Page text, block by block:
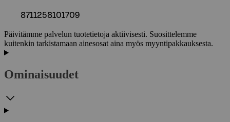
8711258101709
Päivitämme palvelun tuotetietoja aktiivisesti. Suosittelemme
kuitenkin tarkistamaan ainesosat aina myös myyntipakkauksesta.
Ominaisuudet